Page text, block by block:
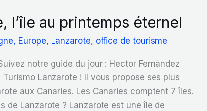
l’île au printemps éternel
, Europe, Lanzarote, office de tourisme
notre guide du jour : Hector Fernández
Lanzarote ! Il vous propose ses plus
aux Canaries. Les Canaries comptent 7 îles.
de Lanzarote ? Lanzarote est une île de